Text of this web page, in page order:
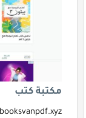
مكتبة كتب